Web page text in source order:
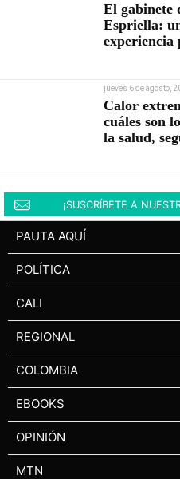
El gabinete
Espriella:
experiencia
jueves 6 de agosto,
Calor
cuáles son
la salud,
¡SUSCRÍBETE A
PAUTA AQUÍ
POLÍTICA
CALI
REGIONAL
COLOMBIA
EBOOKS
OPINIÓN
MTN